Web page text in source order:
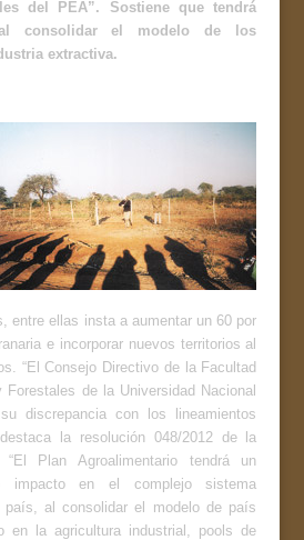
del PEA”. Sostiene que tendrá
consolidar el modelo de los
extractiva.
entre ellas insta a aumentar un 60 por
e incorporar nuevos territorios al
“El Consejo Directivo de la Facultad
de la Universidad Nacional
discrepancia con los lineamientos
la resolución 048/2012 de la
Plan Agroalimentario tendrá un
impacto en el complejo sistema
país, al consolidar el modelo de país
en la agricultura industrial, pools de